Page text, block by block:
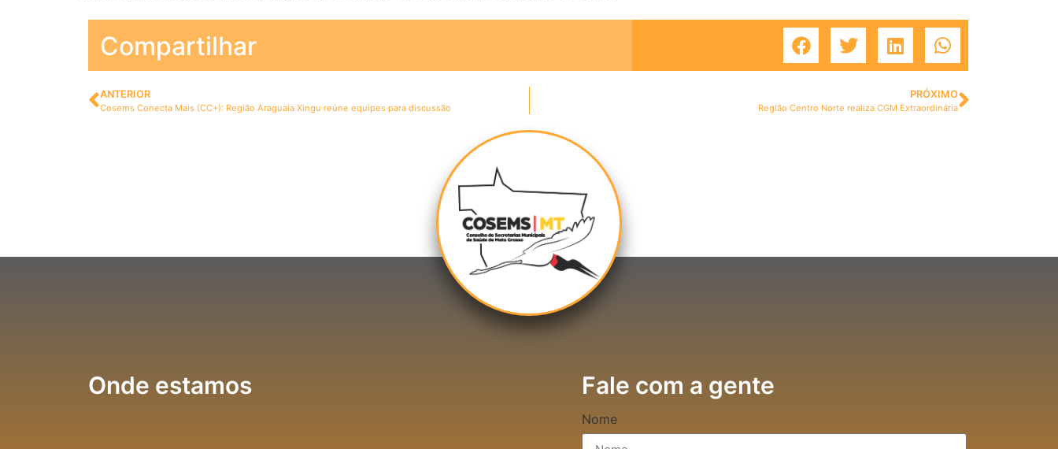
Compartilhar
ANTERIOR
Cosems Conecta Mais (CC+): Região Araguaia Xingu reúne equipes para discussão
PRÓXIMO
Região Centro Norte realiza CGM Extraordinária
Onde estamos Fale com a gente
Nome